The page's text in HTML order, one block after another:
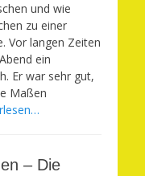
und wie
zu einer
Vor langen Zeiten
ein
Er war sehr gut,
Maßen
– Die